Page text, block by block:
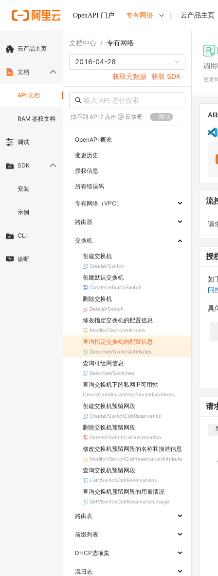
OpenAPI 门户 专有网络 云产品主页
云产品主页
文档
API 文档
RAM 鉴权文档
调试
SDK
安装
示例
CLI
诊断
文档中心 / 专有网络
2016-04-28
获取元数据 获取 SDK
找不到 API ? 点击 反馈吧 简洁
OpenAPI 概览
变更历史
授权信息
所有错误码
专有网络（VPC）
路由器
交换机
创建交换机
CreateVSwitch
创建默认交换机
CreateDefaultVSwitch
删除交换机
DeleteVSwitch
修改指定交换机的配置信息
ModifyVSwitchAttribute
查询指定交换机的配置信息
DescribeVSwitchAttributes
查询可组网信息
DescribeVSwitches
查询交换机下的私网IP可用性
CheckCanAllocateVpcPrivateIpAddress
创建交换机预留网段
CreateVSwitchCidrReservation
删除交换机预留网段
DeleteVSwitchCidrReservation
修改交换机预留网段的名称和描述信息
ModifyVSwitchCidrReservationAttribute
查询交换机预留网段
ListVSwitchCidrReservations
查询交换机预留网段的用量情况
GetVSwitchCidrReservationUsage
路由表
前缀列表
DHCP选项集
流日志
调
更新
流
请
授
如
问
具
请